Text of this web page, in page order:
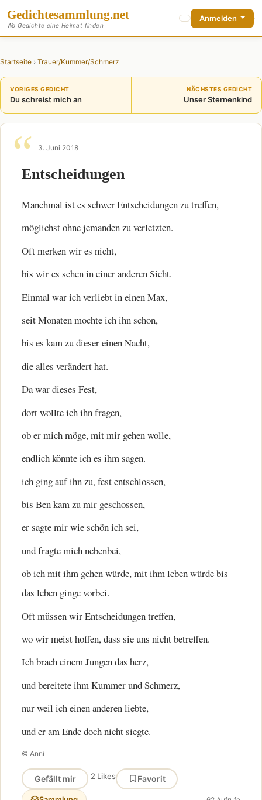
Gedichtesammlung.net
Wo Gedichte eine Heimat finden
Anmelden
Startseite › Trauer/Kummer/Schmerz
VORIGES GEDICHT
Du schreist mich an
NÄCHSTES GEDICHT
Unser Sternenkind
3. Juni 2018
Entscheidungen
Manchmal ist es schwer Entscheidungen zu treffen,
möglichst ohne jemanden zu verletzten.
Oft merken wir es nicht,
bis wir es sehen in einer anderen Sicht.
Einmal war ich verliebt in einen Max,
seit Monaten mochte ich ihn schon,
bis es kam zu dieser einen Nacht,
die alles verändert hat.
Da war dieses Fest,
dort wollte ich ihn fragen,
ob er mich möge, mit mir gehen wolle,
endlich könnte ich es ihm sagen.
ich ging auf ihn zu, fest entschlossen,
bis Ben kam zu mir geschossen,
er sagte mir wie schön ich sei,
und fragte mich nebenbei,
ob ich mit ihm gehen würde, mit ihm leben würde bis
das leben ginge vorbei.
Oft müssen wir Entscheidungen treffen,
wo wir meist hoffen, dass sie uns nicht betreffen.
Ich brach einem Jungen das herz,
und bereitete ihm Kummer und Schmerz,
nur weil ich einen anderen liebte,
und er am Ende doch nicht siegte.
© Anni
Gefällt mir 2 Likes Favorit